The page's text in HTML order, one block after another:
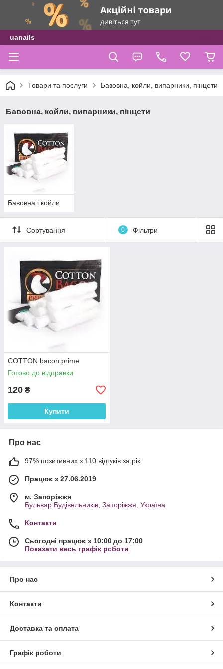
uanails
Товари та послуги Бавовна, койли, випарники, пінцети
Бавовна, койли, випарники, пінцети
Бавовна і койли
Сортування 0 Фільтри
COTTON bacon prime
Готово до відправки
120 ₴
Купити
Про нас
97% позитивних з 110 відгуків за рік
Працює з 27.06.2019
м. Запоріжжя
Бульвар Будівельників, Запоріжжя, Україна
Контакти
Сьогодні працює з 10:00 до 17:00
Показати весь графік роботи
Про нас
Контакти
Доставка та оплата
Графік роботи